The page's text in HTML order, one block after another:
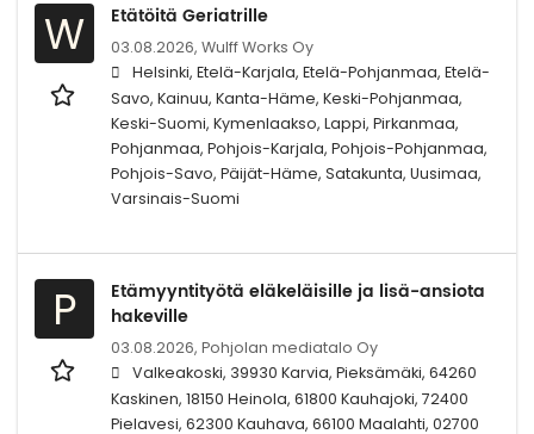
W Etätöitä Geriatrille
03.08.2026, Wulff Works Oy
Helsinki, Etelä-Karjala, Etelä-Pohjanmaa, Etelä-
Savo, Kainuu, Kanta-Häme, Keski-Pohjanmaa,
Keski-Suomi, Kymenlaakso, Lappi, Pirkanmaa,
Pohjanmaa, Pohjois-Karjala, Pohjois-Pohjanmaa,
Pohjois-Savo, Päijät-Häme, Satakunta, Uusimaa,
Varsinais-Suomi
P
Etämyyntityötä eläkeläisille ja lisä-ansiota
hakeville
03.08.2026, Pohjolan mediatalo Oy
Valkeakoski, 39930 Karvia, Pieksämäki, 64260
Kaskinen, 18150 Heinola, 61800 Kauhajoki, 72400
Pielavesi, 62300 Kauhava, 66100 Maalahti, 02700